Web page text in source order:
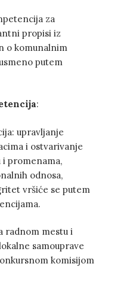
za
propisi iz
o komunalnim
putem
:
upravljanje
i ostvarivanje
promenama,
odnosa,
vršiće se putem
radnom mestu i
samouprave
komisijom